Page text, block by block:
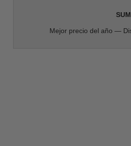
Mejor precio del año —